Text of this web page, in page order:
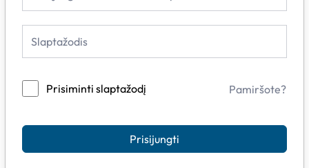
Prisiminti slaptažodį Pamiršote?
Prisijungti